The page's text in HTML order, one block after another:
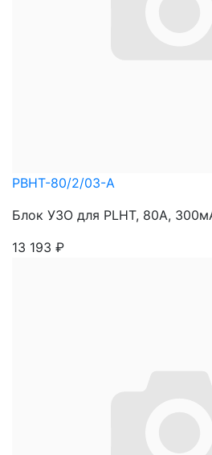
PBHT-80/2/03-A
Блок УЗО для PLHT, 80A,
13 193 ₽